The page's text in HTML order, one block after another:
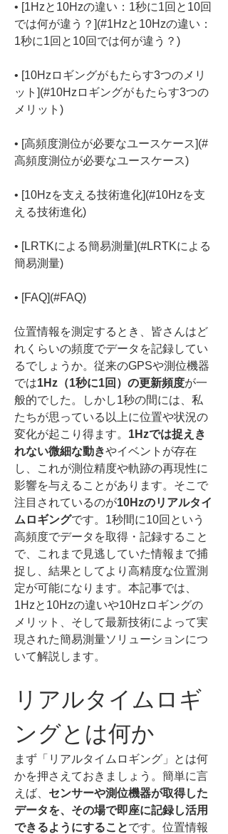
• [1Hzと10Hzの違い：1秒に1回と10回
では何が違う？](#1Hzと10Hzの違い：
• [10Hzロギングがもたらす3つのメリ
ット](#10Hzロギングがもたらす3つの
• [高頻度測位が必要なユースケース](#
• [10Hzを支える技術進化](#10Hzを支
• [LRTKによる簡易測量](#LRTKによる
• [FAQ](#FAQ)
位置情報を測定するとき、皆さんはど
れくらいの頻度でデータを記録してい
るでしょうか。従来のGPSや測位機器
では1Hz（1秒に1回）の更新頻度が一
般的でした。しかし1秒の間には、私
たちが思っている以上に位置や状況の
変化が起こり得ます。 1Hzでは捉えき
れない微細な動きやイベントが存在
し、これが測位精度や軌跡の再現性に
影響を与えることがあります。そこで
注目されているのが10Hzのリアルタイ
ムロギングです。1秒間に10回という
高頻度でデータを取得・記録すること
で、これまで見逃していた情報まで捕
捉し、結果としてより高精度な位置測
定が可能になります。本記事では、
1Hzと10Hzの違いや10Hzロギングの
メリット、そして最新技術によって実
現された簡易測量ソリューションにつ
いて解説します。
リアルタイムロギ
ングとは何か
まず「リアルタイムロギング」とは何
かを押さえておきましょう。簡単に言
えば、 センサーや測位機器が取得した
データを、その場で即座に記録し活用
できるようにすることです。位置情報